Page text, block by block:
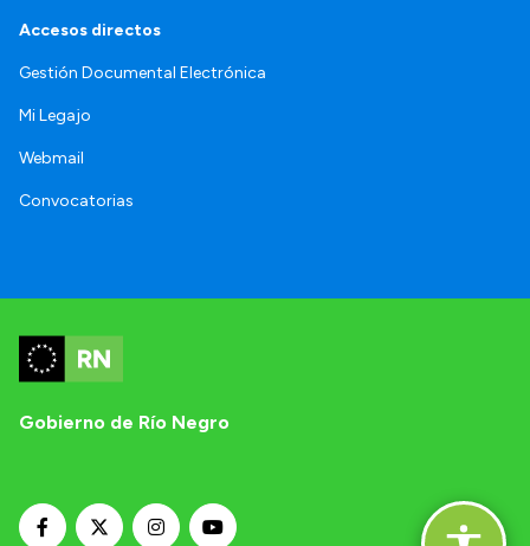
Accesos directos
Gestión Documental Electrónica
Mi Legajo
Webmail
Convocatorias
Gobierno de Río Negro